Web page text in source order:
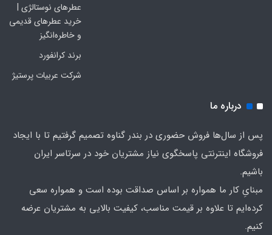
عطرهای نوستالژی |
خرید عطرهای قدیمی
و خاطره‌انگیز
برند کرانفورد
شرکت عربیات پرستیژ
درباره ما
پس از سال‌ها فروش حضوری در بندر گناوه تصمیم گرفتیم تا با ایجاد
فروشگاه اینترنتی پاسخگوی نیاز مشتریان خود در سرتاسر ایران
باشیم.
مبنایِ کار ما همواره بر اساس صداقت بوده است و همواره سعی
کرده‌ایم تا علاوه بر قیمت مناسب، کیفیت بالایی به مشتریان عرضه
کنیم.